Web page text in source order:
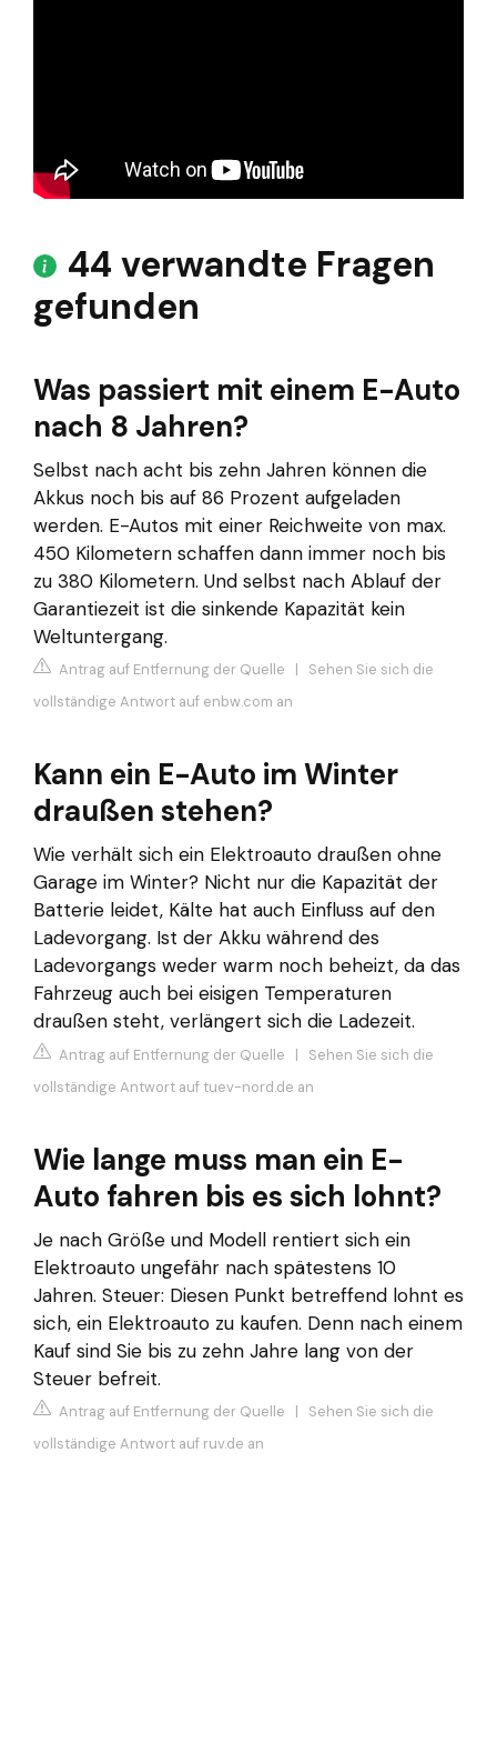
44 verwandte Fragen
gefunden
Was passiert mit einem E-Auto
nach 8 Jahren?
Selbst nach acht bis zehn Jahren können die
Akkus noch bis auf 86 Prozent aufgeladen
werden. E-Autos mit einer Reichweite von max.
450 Kilometern schaffen dann immer noch bis
zu 380 Kilometern. Und selbst nach Ablauf der
Garantiezeit ist die sinkende Kapazität kein
Weltuntergang.
Antrag auf Entfernung der Quelle | Sehen Sie sich die
vollständige Antwort auf enbw.com an
Kann ein E-Auto im Winter
draußen stehen?
Wie verhält sich ein Elektroauto draußen ohne
Garage im Winter? Nicht nur die Kapazität der
Batterie leidet, Kälte hat auch Einfluss auf den
Ladevorgang. Ist der Akku während des
Ladevorgangs weder warm noch beheizt, da das
Fahrzeug auch bei eisigen Temperaturen
draußen steht, verlängert sich die Ladezeit.
Antrag auf Entfernung der Quelle | Sehen Sie sich die
vollständige Antwort auf tuev-nord.de an
Wie lange muss man ein E-
Auto fahren bis es sich lohnt?
Je nach Größe und Modell rentiert sich ein
Elektroauto ungefähr nach spätestens 10
Jahren. Steuer: Diesen Punkt betreffend lohnt es
sich, ein Elektroauto zu kaufen. Denn nach einem
Kauf sind Sie bis zu zehn Jahre lang von der
Steuer befreit.
Antrag auf Entfernung der Quelle | Sehen Sie sich die
vollständige Antwort auf ruv.de an